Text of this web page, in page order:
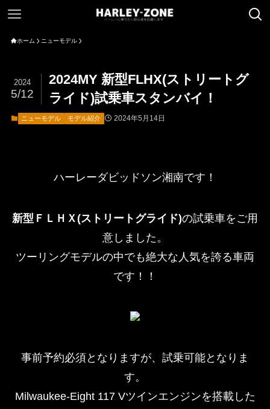
ホーム ニューモデル
2024MY 新型FLHX(ストリートグ
ライド)試乗車スタンバイ！
2024
5/12
ニューモデル モデル紹介 2024年5月14日
ハーレーダビッドソン湘南です！
新型ＦＬＨＸ(ストリートグライド)の試乗車をご用
意しました。
ツーリングモデルの中でも絶大な人気を誇る車両
です！！
事前予約必須となりますが、試乗可能となりま
す。
Milwaukee-Eight 117 Vツインエンジンを搭載した